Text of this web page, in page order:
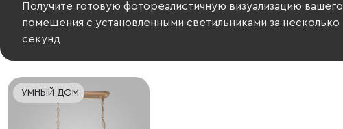
Получите готовую фотореалистичную визуализацию вашего
помещения с установленными светильниками за несколько
секунд
УМНЫЙ ДОМ